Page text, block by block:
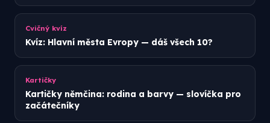
Cvičný kvíz
Kvíz: Hlavní města Evropy — dáš všech 10?
Kartičky
Kartičky němčina: rodina a barvy — slovíčka pro
začátečníky